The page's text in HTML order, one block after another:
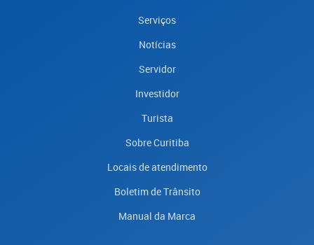
Serviços
Notícias
Servidor
Investidor
Turista
Sobre Curitiba
Locais de atendimento
Boletim de Trânsito
Manual da Marca